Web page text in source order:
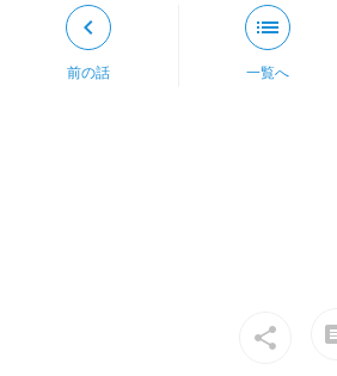
keyboard_arrow_left
前の話
list
一覧へ
share